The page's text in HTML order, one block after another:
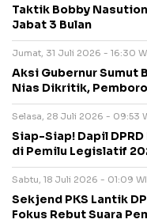
Taktik Bobby
Jabat 3 Bulan
Jumat, 31 Juli 2026 - 16:30
Aksi Gubernur Sumut
Nias Dikritik,
Selasa, 28 Juli 2026 - 09:53
Siap-Siap! Dapil
di Pemilu Legislatif
Sabtu, 18 Juli 2026 - 01:09
Sekjend PKS Lantik
Fokus Rebut Suara